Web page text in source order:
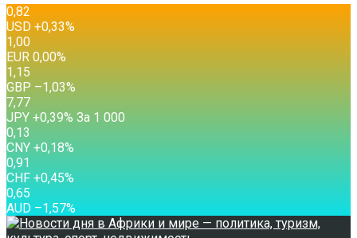
0,82
USD +0,33%
1,00
EUR 0,00%
1,15
GBP –1,03%
7,77
JPY +0,39% За 1 000
0,13
CNY +0,18%
0,91
CHF +0,45%
0,65
AUD –1,57%